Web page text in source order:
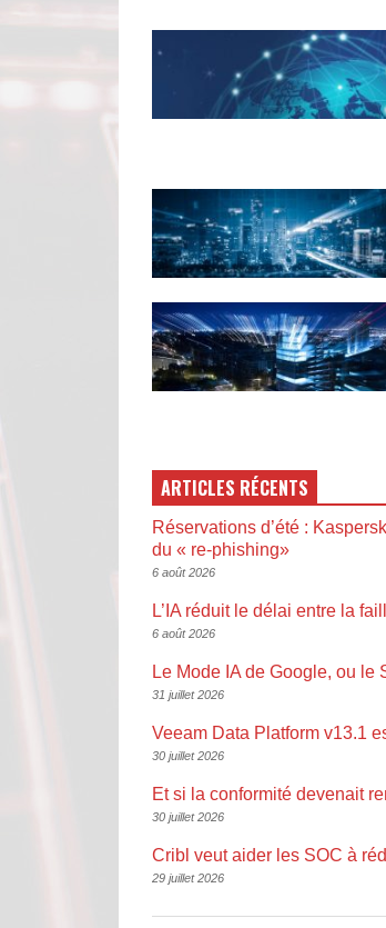
ARTICLES RÉCENTS
Réservations d’été :
du « re-phishing»
6 août 2026
L’IA réduit le délai entre la
6 août 2026
Le Mode IA de Google, ou le
31 juillet 2026
Veeam Data Platform v13.1
30 juillet 2026
Et si la conformité devenait
30 juillet 2026
Cribl veut aider les SOC à
29 juillet 2026